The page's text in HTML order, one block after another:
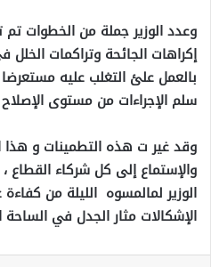
وعدد الوزير جملة من الخطوات
إكراهات الجائحة وتراكمات
بالعمل علئ التغلب عليه مستعرضا
سلم الإجراءات من مستوى
وقد غير ت هذه التطمينات و هذا
والإستماع إلى كل شركاء القطاع
الوزير لمالمسوه الليلة من
الإشكالات مثار الجدل في الساحة